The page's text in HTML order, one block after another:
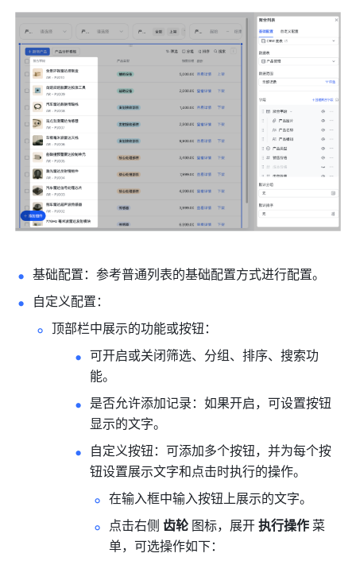
基础配置：参考普通列表的基础配置方式进行配置。
自定义配置：
顶部栏中展示的功能或按钮：
可开启或关闭筛选、分组、排序、搜索功
能。
是否允许添加记录：如果开启，可设置按钮
显示的文字。
自定义按钮：可添加多个按钮，并为每个按
钮设置展示文字和点击时执行的操作。
在输入框中输入按钮上展示的文字。
点击右侧 齿轮 图标，展开 执行操作 菜
单，可选操作如下：